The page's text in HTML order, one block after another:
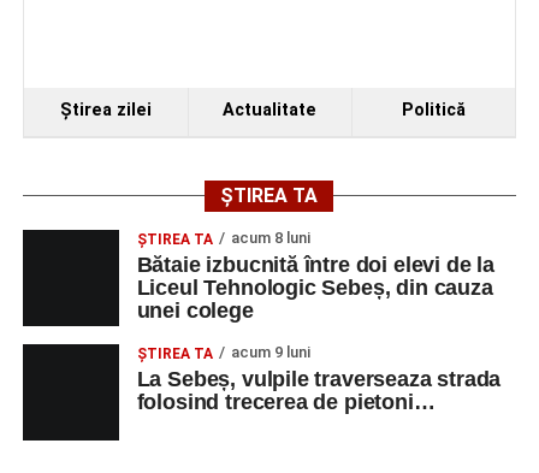
Ştirea zilei Actualitate Politică
ȘTIREA TA
ŞTIREA TA acum 8 luni
Bătaie izbucnită între doi elevi de la
Liceul Tehnologic Sebeș, din cauza
unei colege
ŞTIREA TA acum 9 luni
La Sebeș, vulpile traverseaza strada
folosind trecerea de pietoni…